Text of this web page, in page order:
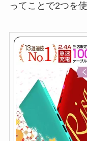
ってことで2つを